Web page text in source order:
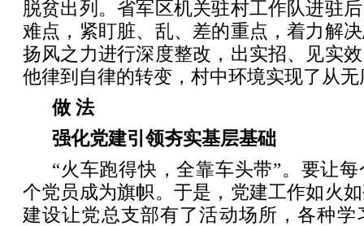
脱贫出列。省军区机关驻村工作队进驻
难点，紧盯脏、乱、差的重点，着力解
扬风之力进行深度整改，出实招、见实
他律到自律的转变，村中环境实现了从
做 法
强化党建引领夯实基层基础
“火车跑得快，全靠车头带”。要让
个党员成为旗帜。于是，党建工作如火
建设让党总支部有了活动场所，各种学